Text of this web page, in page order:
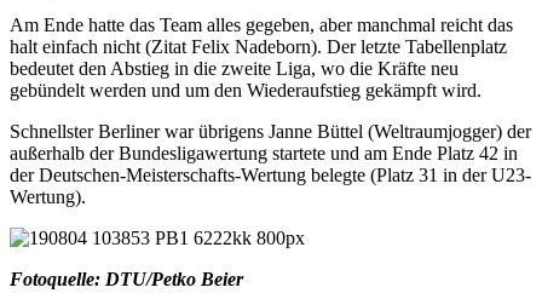
Am Ende hatte das Team alles gegeben, aber manchmal reicht das
halt einfach nicht (Zitat Felix Nadeborn). Der letzte Tabellenplatz
bedeutet den Abstieg in die zweite Liga, wo die Kräfte neu
gebündelt werden und um den Wiederaufstieg gekämpft wird.
Schnellster Berliner war übrigens Janne Büttel (Weltraumjogger) der
außerhalb der Bundesligawertung startete und am Ende Platz 42 in
der Deutschen-Meisterschafts-Wertung belegte (Platz 31 in der U23-
Wertung).
Fotoquelle: DTU/Petko Beier